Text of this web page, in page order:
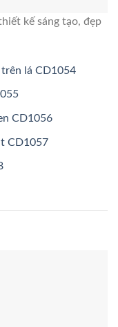
kế sáng tạo, đẹp
lá CD1054
CD1056
CD1057